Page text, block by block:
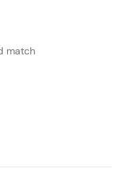
match